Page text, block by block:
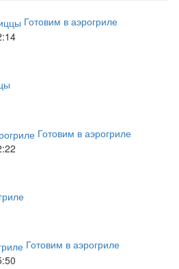
Готовим в аэрогриле
Готовим в аэрогриле
Готовим в аэрогриле